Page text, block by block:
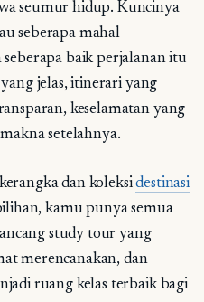
seumur hidup. Kuncinya
seberapa mahal
baik perjalanan itu
jelas, itinerari yang
keselamatan yang
setelahnya.
dan koleksidestinasi
kamu punya semua
study tour yang
merencanakan, dan
ruang kelas terbaik bagi